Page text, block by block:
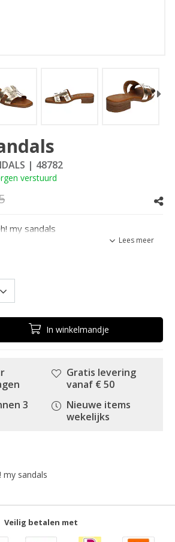
| 48782
verstuurd
my sandals
Lees meer
In winkelmandje
3
Gratis levering
vanaf € 50
Nieuwe items
wekelijks
my sandals
Veilig betalen met